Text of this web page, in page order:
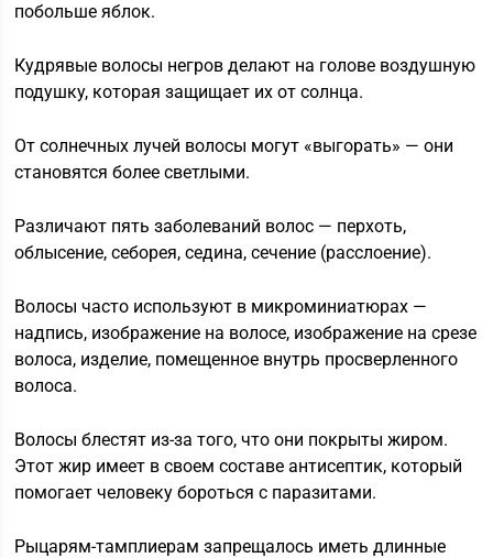
побольше яблок.
Кудрявые волосы негров делают на голове воздушную
подушку, которая защищает их от солнца.
От солнечных лучей волосы могут «выгорать» — они
становятся более светлыми.
Различают пять заболеваний волос — перхоть,
облысение, себорея, седина, сечение (расслоение).
Волосы часто используют в микроминиатюрах —
надпись, изображение на волосе, изображение на срезе
волоса, изделие, помещенное внутрь просверленного
волоса.
Волосы блестят из-за того, что они покрыты жиром.
Этот жир имеет в своем составе антисептик, который
помогает человеку бороться с паразитами.
Рыцарям-тамплиерам запрещалось иметь длинные